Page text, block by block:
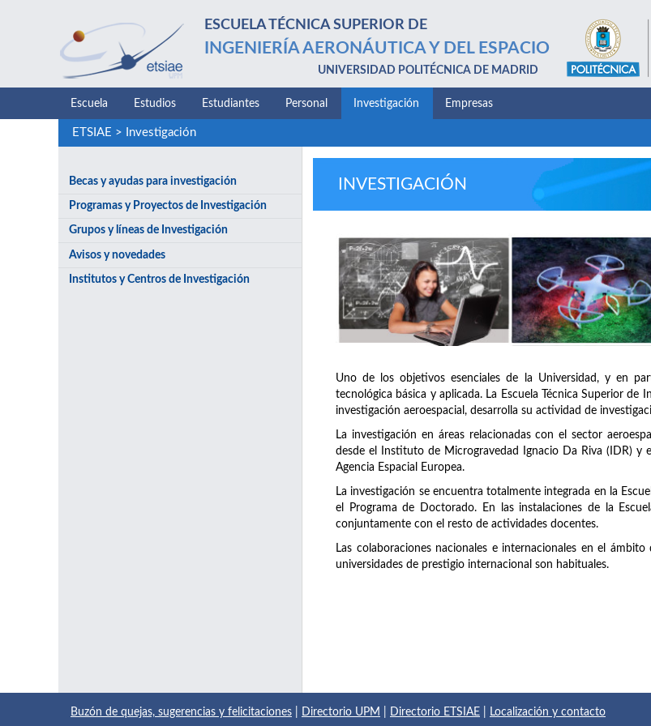
ESCUELA TÉCNICA SUPERIOR DE
INGENIERÍA AERONÁUTICA Y DEL ESPACIO
UNIVERSIDAD POLITÉCNICA DE MADRID
Escuela Estudios Estudiantes Personal Investigación Empresas
ETSIAE > Investigación
Becas y ayudas para investigación
Programas y Proyectos de Investigación
Grupos y líneas de Investigación
Avisos y novedades
Institutos y Centros de Investigación
INVESTIGACIÓN
Uno de los objetivos esenciales de la Universidad, y en
tecnológica básica y aplicada. La Escuela Técnica Superior
investigación aeroespacial, desarrolla su actividad de
La investigación en áreas relacionadas con el sector
desde el Instituto de Microgravedad Ignacio Da Riva (IDR) y
Agencia Espacial Europea.
La investigación se encuentra totalmente integrada en la
el Programa de Doctorado. En las instalaciones de la
conjuntamente con el resto de actividades docentes.
Las colaboraciones nacionales e internacionales en el
universidades de prestigio internacional son habituales.
Buzón de quejas, sugerencias y felicitaciones Directorio UPM Directorio ETSIAE Localización y contacto